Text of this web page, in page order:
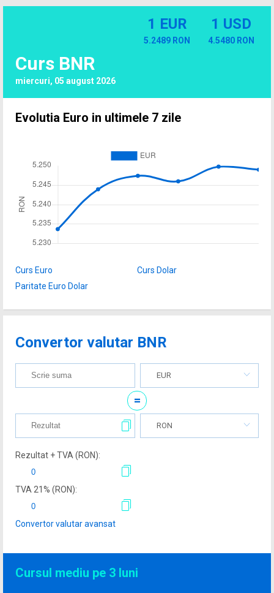
Curs BNR
miercuri, 05 august 2026
1 EUR
5.2489 RON
1 USD
4.5480 RON
Evolutia Euro in ultimele 7 zile
Curs Euro
Curs Dolar
Paritate Euro Dolar
Convertor valutar BNR
EUR
=
RON
Rezultat + TVA (RON):
TVA 21% (RON):
Convertor valutar avansat
Cursul mediu pe 3 luni